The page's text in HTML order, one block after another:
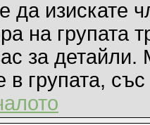
да изискате
на групата
за
групата,